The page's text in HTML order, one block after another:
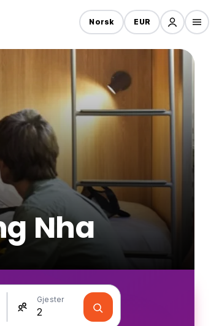
Norsk EUR
Nha
Gjester